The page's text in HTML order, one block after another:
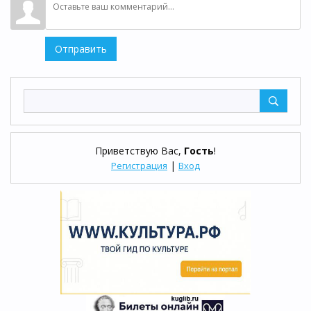
Приветствую Вас, Гость!
Регистрация | Вход
Отправить